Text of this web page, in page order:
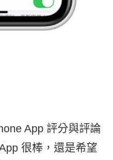
App 評分與評論
很棒，還是希望